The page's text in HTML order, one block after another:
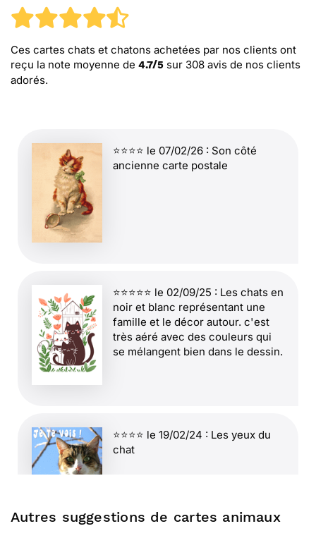
Ces cartes chats et chatons achetées par nos clients ont
reçu la note moyenne de 4.7/5 sur 308 avis de nos clients
adorés.
⭐⭐⭐⭐ le 07/02/26 : Son côté
ancienne carte postale
⭐⭐⭐⭐⭐ le 02/09/25 : Les chats en
noir et blanc représentant une
famille et le décor autour. c'est
très aéré avec des couleurs qui
se mélangent bien dans le dessin.
⭐⭐⭐⭐ le 19/02/24 : Les yeux du
chat
⭐⭐⭐⭐⭐ le 20/11/23 : Je suis contente de
Autres suggestions de cartes animaux